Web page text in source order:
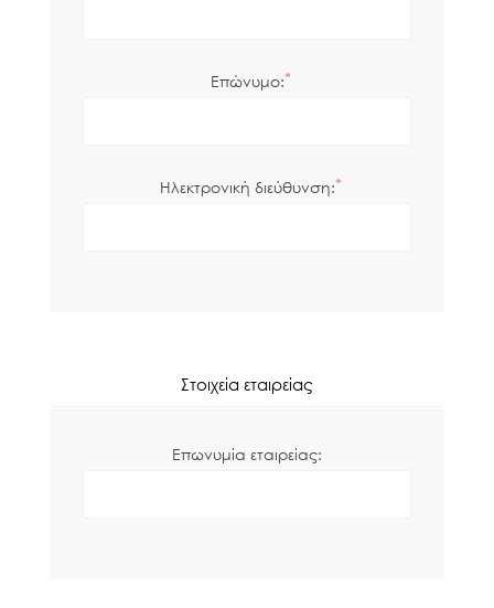
Επώνυμο:*
Ηλεκτρονική διεύθυνση:*
Στοιχεία εταιρείας
Επωνυμία εταιρείας: